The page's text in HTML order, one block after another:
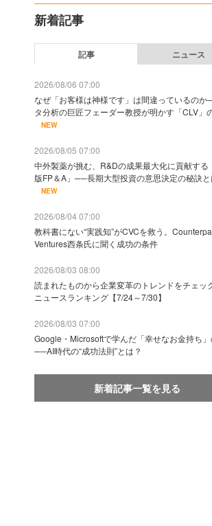
新着記事
記事 ニュース
2026/08/06 07:00
なぜ「お客様は神様です」は間違っているのか
タ分析の巨匠フェーダー教授が明かす「CLV」
NEW
2026/08/05 07:00
中外製薬が挑む、R&Dの成果最大化に貢献する
版FP＆A」──長期大型投資の意思決定の秘訣と
NEW
2026/08/04 07:00
教科書にない“実践知”がCVCを救う。
Ventures西条氏に聞く成功の条件
2026/08/03 08:00
読まれたものから企業変革のトレンドをチェッ
ニュースランキング【7/24～7/30】
2026/08/03 07:00
Google・Microsoftで学んだ「幸せなお金持ち
──AI時代の“成功法則”とは？
新着記事一覧を見る